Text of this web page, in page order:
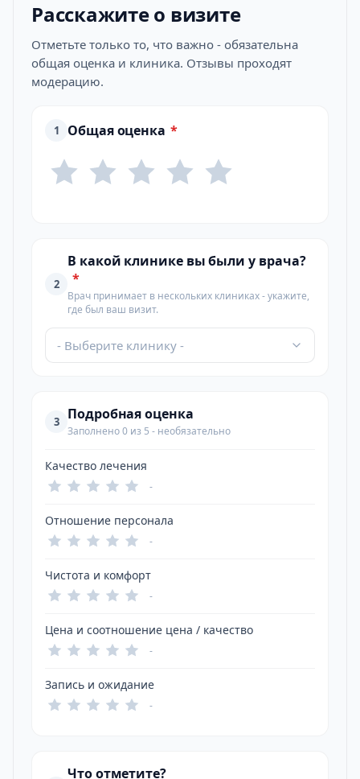
Расскажите о визите
Отметьте только то, что важно - обязательна
общая оценка и клиника. Отзывы проходят
модерацию.
1 Общая оценка *
2
В какой клинике вы были у врача?
*
Врач принимает в нескольких клиниках - укажите,
где был ваш визит.
- Выберите клинику -
3 Подробная оценка
Заполнено 0 из 5 - необязательно
Качество лечения
-
Отношение персонала
-
Чистота и комфорт
-
Цена и соотношение цена / качество
-
Запись и ожидание
-
Что отметите?